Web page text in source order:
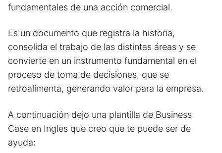
fundamentales de una acción comercial.
Es un documento que registra la historia,
consolida el trabajo de las distintas áreas y se
convierte en un instrumento fundamental en el
proceso de toma de decisiones, que se
retroalimenta, generando valor para la empresa.
A continuación dejo una plantilla de Business
Case en Ingles que creo que te puede ser de
ayuda: